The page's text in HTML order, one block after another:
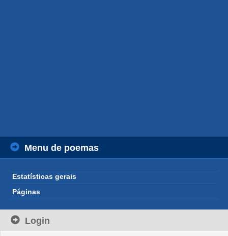
Menu de poemas
Estatísticas gerais
Páginas
Login